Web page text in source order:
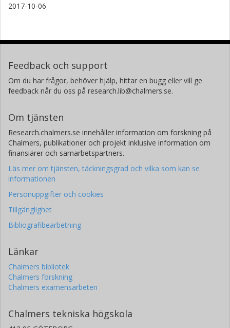
2017-10-06
Feedback och support
Om du har frågor, behöver hjälp, hittar en bugg eller vill ge
feedback når du oss på research.lib@chalmers.se.
Om tjänsten
Research.chalmers.se innehåller information om forskning på
Chalmers, publikationer och projekt inklusive information om
finansiärer och samarbetspartners.
Läs mer om tjänsten, täckningsgrad och vilka som kan se
informationen
Personuppgifter och cookies
Tillgänglighet
Bibliografibearbetning
Länkar
Chalmers bibliotek
Chalmers forskning
Chalmers examensarbeten
Chalmers tekniska högskola